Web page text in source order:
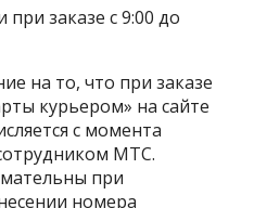
при заказе с 9:00 до
на то, что при заказе
курьером» на сайте
с момента
МТС.
при
номера